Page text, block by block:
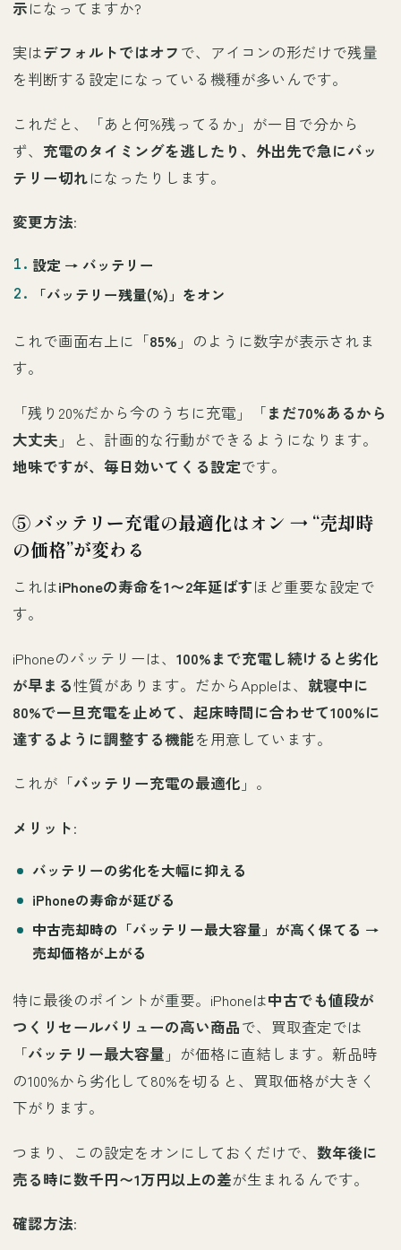
示になってますか?
実はデフォルトではオフ で、アイコンの形だけで残量
を判断する設定になっている機種が多いんです。
これだと、「あと何%残ってるか」が一目で分から
ず、 充電のタイミングを逃したり、外出先で急にバッ
テリー切れになったりします。
変更方法:
設定 → バッテリー
「バッテリー残量(%) 」をオン
これで画面右上に「85% 」のように数字が表示されま
す。
「残り20%だから今のうちに充電」「まだ70%あるから
大丈夫 」と、計画的な行動ができるようになります。
地味ですが、毎日効いてくる設定です。
⑤ バッテリー充電の最適化はオン → “売却時
の価格”が変わる
これはiPhoneの寿命を1〜2年延ばすほど重要な設定で
す。
iPhoneのバッテリーは、 100%まで充電し続けると劣化
が早まる性質があります。だからAppleは、 就寝中に
80%で一旦充電を止めて、起床時間に合わせて100%に
達するように調整する機能を用意しています。
これが「バッテリー充電の最適化 」。
メリット:
バッテリーの劣化を大幅に抑える
iPhoneの寿命が延びる
中古売却時の「バッテリー最大容量」が高く保てる →
売却価格が上がる
特に最後のポイントが重要。iPhoneは中古でも値段が
つくリセールバリューの高い商品で、買取査定では
「バッテリー最大容量 」が価格に直結します。新品時
の100%から劣化して80%を切ると、買取価格が大きく
下がります。
つまり、この設定をオンにしておくだけで、 数年後に
売る時に数千円〜1万円以上の差が生まれるんです。
確認方法: